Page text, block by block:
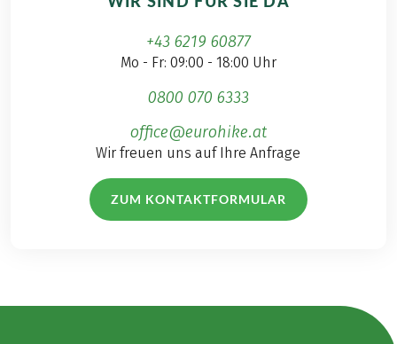
+43 6219 60877
Mo - Fr: 09:00 - 18:00 Uhr
0800 070 6333
office@eurohike.at
Wir freuen uns auf Ihre Anfrage
ZUM KONTAKTFORMULAR